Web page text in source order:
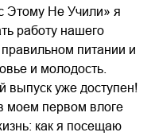
Этому Не Учили» я
работу нашего
питании и
и молодость.
выпуск уже доступен!
моем первом влоге
как я посещаю